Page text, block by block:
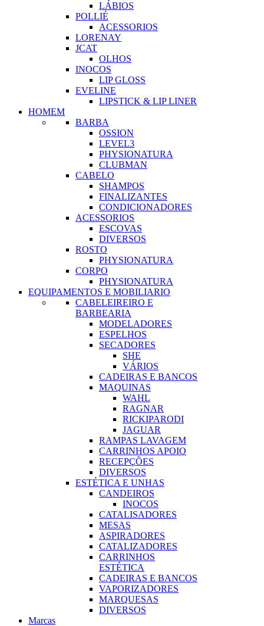
LÁBIOS
POLLIÉ
ACESSORIOS
LORENAY
JCAT
OLHOS
INOCOS
LIP GLOSS
EVELINE
LIPSTICK & LIP LINER
HOMEM
BARBA
OSSION
LEVEL3
PHYSIONATURA
CLUBMAN
CABELO
SHAMPOS
FINALIZANTES
CONDICIONADORES
ACESSORIOS
ESCOVAS
DIVERSOS
ROSTO
PHYSIONATURA
CORPO
PHYSIONATURA
EQUIPAMENTOS E MOBILIARIO
CABELEIREIRO E
BARBEARIA
MODELADORES
ESPELHOS
SECADORES
SHE
VÁRIOS
CADEIRAS E BANCOS
MAQUINAS
WAHL
RAGNAR
RICKIPARODI
JAGUAR
RAMPAS LAVAGEM
CARRINHOS APOIO
RECEPÇÕES
DIVERSOS
ESTÉTICA E UNHAS
CANDEIROS
INOCOS
CATALISADORES
MESAS
ASPIRADORES
CATALIZADORES
CARRINHOS
ESTÉTICA
CADEIRAS E BANCOS
VAPORIZADORES
MARQUESAS
DIVERSOS
Marcas